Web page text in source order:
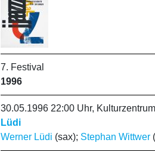
7. Festival
1996
30.05.1996 22:00 Uhr,
Lüdi
Werner Lüdi (sax); Stephan Wittwer